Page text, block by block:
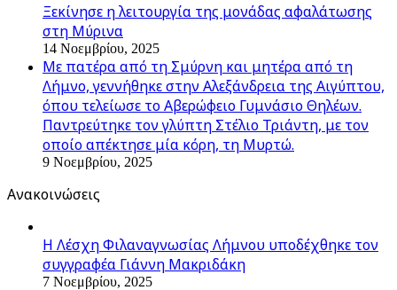
Ξεκίνησε η λειτουργία της μονάδας αφαλάτωσης
στη Μύρινα
14 Νοεμβρίου, 2025
Με πατέρα από τη Σμύρνη και μητέρα από τη
Λήμνο, γεννήθηκε στην Αλεξάνδρεια της Αιγύπτου,
όπου τελείωσε το Αβερώφειο Γυμνάσιο Θηλέων.
Παντρεύτηκε τον γλύπτη Στέλιο Τριάντη, με τον
οποίο απέκτησε μία κόρη, τη Μυρτώ.
9 Νοεμβρίου, 2025
Ανακοινώσεις
Η Λέσχη Φιλαναγνωσίας Λήμνου υποδέχθηκε τον
συγγραφέα Γιάννη Μακριδάκη
7 Νοεμβρίου, 2025